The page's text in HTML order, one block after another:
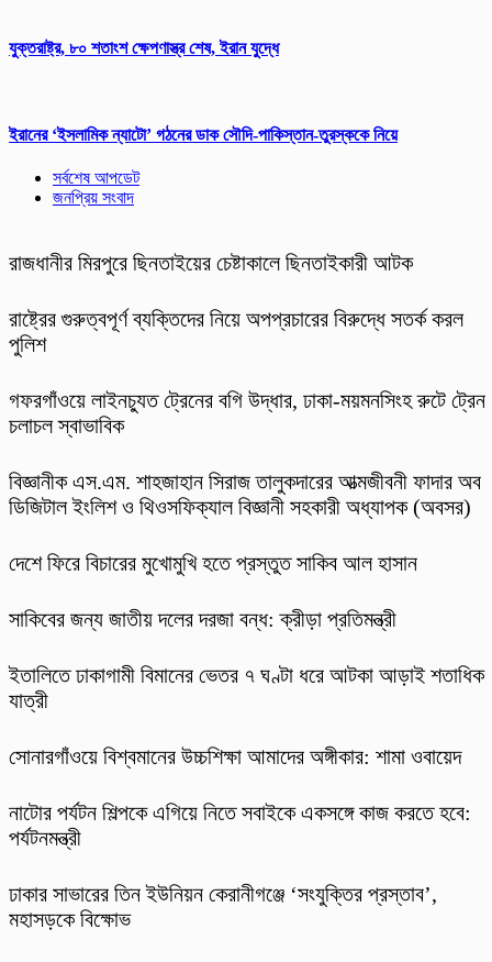
যুক্তরাষ্ট্র, ৮০ শতাংশ ক্ষেপণাস্ত্র শেষ, ইরান যুদ্ধে
ইরানের ‘ইসলামিক ন্যাটো’ গঠনের ডাক সৌদি-পাকিস্তান-তুরস্ককে নিয়ে
সর্বশেষ আপডেট
জনপ্রিয় সংবাদ
রাজধানীর মিরপুরে ছিনতাইয়ের চেষ্টাকালে ছিনতাইকারী আটক
রাষ্ট্রের গুরুত্বপূর্ণ ব্যক্তিদের নিয়ে অপপ্রচারের বিরুদ্ধে সতর্ক করল
পুলিশ
গফরগাঁওয়ে লাইনচ্যুত ট্রেনের বগি উদ্ধার, ঢাকা-ময়মনসিংহ রুটে ট্রেন
চলাচল স্বাভাবিক
বিজ্ঞানীক এস.এম. শাহজাহান সিরাজ তালুকদারের আত্মজীবনী ফাদার অব
ডিজিটাল ইংলিশ ও থিওসফিক্যাল বিজ্ঞানী সহকারী অধ্যাপক (অবসর)
দেশে ফিরে বিচারের মুখোমুখি হতে প্রস্তুত সাকিব আল হাসান
সাকিবের জন্য জাতীয় দলের দরজা বন্ধ: ক্রীড়া প্রতিমন্ত্রী
ইতালিতে ঢাকাগামী বিমানের ভেতর ৭ ঘণ্টা ধরে আটকা আড়াই শতাধিক
যাত্রী
সোনারগাঁওয়ে বিশ্বমানের উচ্চশিক্ষা আমাদের অঙ্গীকার: শামা ওবায়েদ
নাটোর পর্যটন শিল্পকে এগিয়ে নিতে সবাইকে একসঙ্গে কাজ করতে হবে:
পর্যটনমন্ত্রী
ঢাকার সাভারের তিন ইউনিয়ন কেরানীগঞ্জে ‘সংযুক্তির প্রস্তাব’,
মহাসড়কে বিক্ষোভ